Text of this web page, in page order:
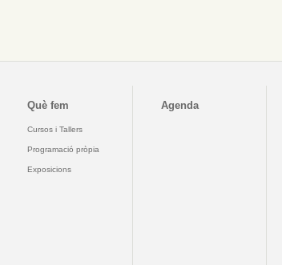
Què fem
Cursos i Tallers
Programació pròpia
Exposicions
Agenda